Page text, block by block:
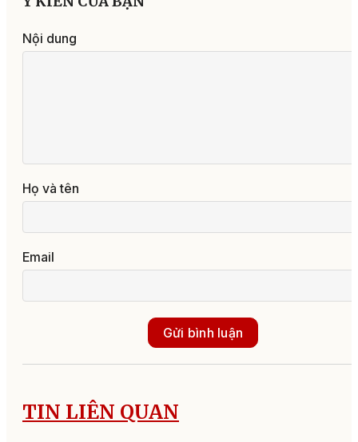
Nội dung
Họ và tên
Email
Gửi bình luận
TIN LIÊN QUAN